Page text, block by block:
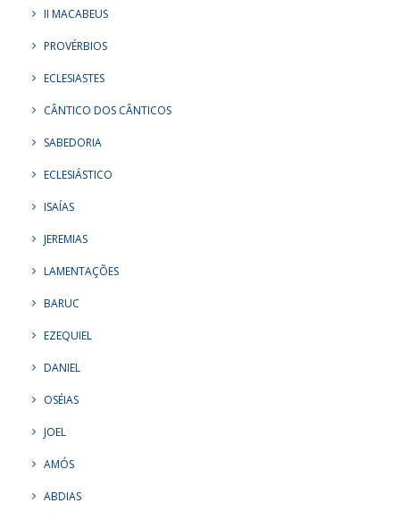
II MACABEUS
PROVÉRBIOS
ECLESIASTES
CÂNTICO DOS CÂNTICOS
SABEDORIA
ECLESIÁSTICO
ISAÍAS
JEREMIAS
LAMENTAÇÕES
BARUC
EZEQUIEL
DANIEL
OSÉIAS
JOEL
AMÓS
ABDIAS